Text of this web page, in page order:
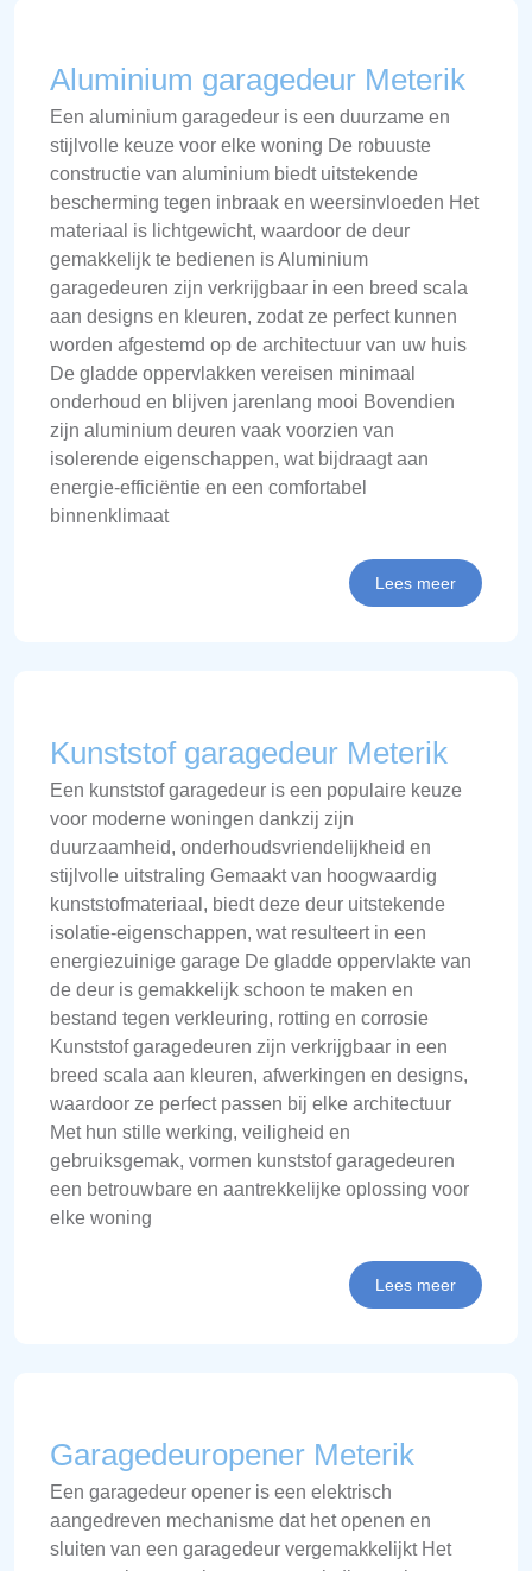
Aluminium garagedeur Meterik
Een aluminium garagedeur is een duurzame en
stijlvolle keuze voor elke woning De robuuste
constructie van aluminium biedt uitstekende
bescherming tegen inbraak en weersinvloeden Het
materiaal is lichtgewicht, waardoor de deur
gemakkelijk te bedienen is Aluminium
garagedeuren zijn verkrijgbaar in een breed scala
aan designs en kleuren, zodat ze perfect kunnen
worden afgestemd op de architectuur van uw huis
De gladde oppervlakken vereisen minimaal
onderhoud en blijven jarenlang mooi Bovendien
zijn aluminium deuren vaak voorzien van
isolerende eigenschappen, wat bijdraagt aan
energie-efficiëntie en een comfortabel
binnenklimaat
Lees meer
Kunststof garagedeur Meterik
Een kunststof garagedeur is een populaire keuze
voor moderne woningen dankzij zijn
duurzaamheid, onderhoudsvriendelijkheid en
stijlvolle uitstraling Gemaakt van hoogwaardig
kunststofmateriaal, biedt deze deur uitstekende
isolatie-eigenschappen, wat resulteert in een
energiezuinige garage De gladde oppervlakte van
de deur is gemakkelijk schoon te maken en
bestand tegen verkleuring, rotting en corrosie
Kunststof garagedeuren zijn verkrijgbaar in een
breed scala aan kleuren, afwerkingen en designs,
waardoor ze perfect passen bij elke architectuur
Met hun stille werking, veiligheid en
gebruiksgemak, vormen kunststof garagedeuren
een betrouwbare en aantrekkelijke oplossing voor
elke woning
Lees meer
Garagedeuropener Meterik
Een garagedeur opener is een elektrisch
aangedreven mechanisme dat het openen en
sluiten van een garagedeur vergemakkelijkt Het